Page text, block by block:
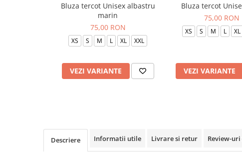
Tricouri de lucru
Bluza tercot Unisex albastru
marin
75,00 RON
XS S M L XL XXL
VEZI VARIANTE
Bluza tercot
75,00 RON
XS S M L XL
VEZI VARIANTE
Descriere Informatii utile Livrare si retur Review-uri